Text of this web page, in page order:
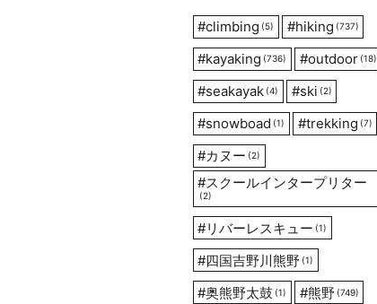
#climbing (5) #hiking (737)
#kayaking (736) #outdoor (18)
#seakayak (4) #ski (2)
#snowboad (1) #trekking (7)
#カヌー (2)
#スクールインタープリター
(2)
#リバーレスキュー (1)
#四国吉野川熊野 (1)
#奥熊野太鼓 (1) #熊野 (749)